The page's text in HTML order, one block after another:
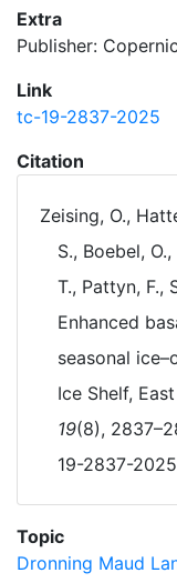
Extra
Publisher:
Link
tc-19-2837-2025
Citation
Zeising, O.,
S., Boebel,
T., Pattyn, F.,
Enhanced
seasonal
Ice Shelf,
19(8),
19-2837-2025
Topic
Dronning Maud